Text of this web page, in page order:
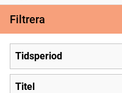
Filtrera
Tidsperiod
Titel